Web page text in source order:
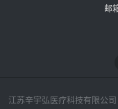
邮
江苏辛宇弘医疗科技有限公